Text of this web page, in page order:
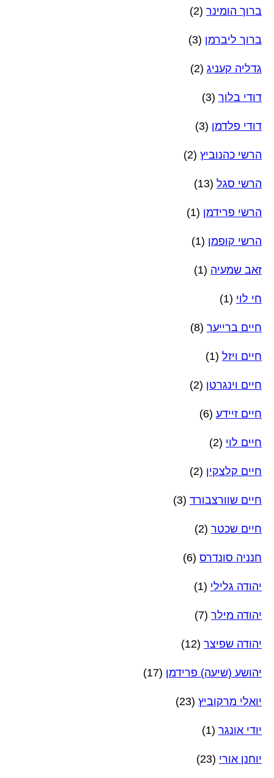
ברוך הומינר (2)
ברוך ליברמן (3)
גדליה קעניג (2)
דודי בלוך (3)
דודי פלדמן (3)
הרשי כהנוביץ (2)
הרשי סגל (13)
הרשי פרידמן (1)
הרשי קופמן (1)
זאב שמעיה (1)
חי לוי (1)
חיים ברייער (8)
חיים ויזל (1)
חיים וינגרטן (2)
חיים זיידע (6)
חיים לוי (2)
חיים קלצקין (2)
חיים שוורצבורד (3)
חיים שכטר (2)
חנניה סונדרס (6)
יהודה גלילי (1)
יהודה מילר (7)
יהודה שפיצר (12)
יהושע (שיעה) פרידמן (17)
יואלי מרקוביץ (23)
יודי אונגר (1)
יוחנן אורי (23)